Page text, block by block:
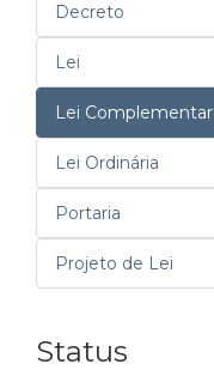
Decreto
Lei
Lei Complementar
Lei Ordinária
Portaria
Projeto de Lei
Status